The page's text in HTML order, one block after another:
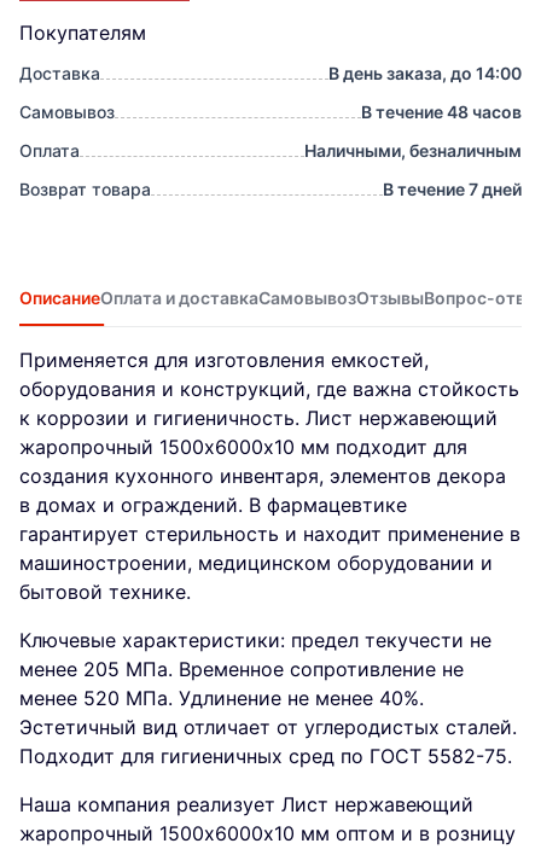
Покупателям
Доставка
В день заказа, до 14:00
Самовывоз
В течение 48 часов
Оплата
Наличными, безналичным
Возврат товара
В течение 7 дней
ОписаниеОплата и доставкаСамовывозОтзывыВопрос-
Применяется для изготовления емкостей,
оборудования и конструкций, где важна стойкость
к коррозии и гигиеничность. Лист нержавеющий
жаропрочный 1500х6000х10 мм подходит для
создания кухонного инвентаря, элементов декора
в домах и ограждений. В фармацевтике
гарантирует стерильность и находит применение в
машиностроении, медицинском оборудовании и
бытовой технике.
Ключевые характеристики: предел текучести не
менее 205 МПа. Временное сопротивление не
менее 520 МПа. Удлинение не менее 40%.
Эстетичный вид отличает от углеродистых сталей.
Подходит для гигиеничных сред по ГОСТ 5582-75.
Наша компания реализует Лист нержавеющий
жаропрочный 1500х6000х10 мм оптом и в розницу